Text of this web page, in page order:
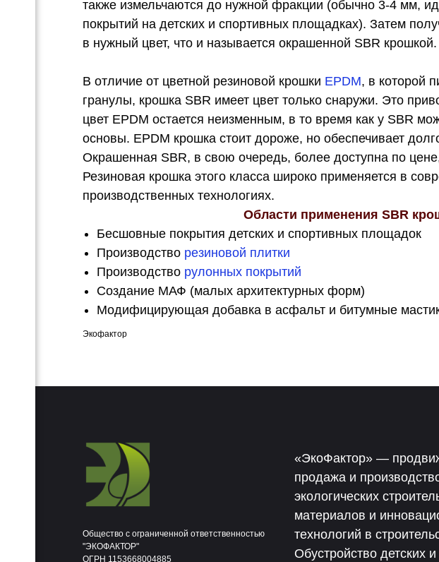
также измельчаются до нужной фракции (обычно 3-4 мм,
покрытий на детских и спортивных площадках). Затем
в нужный цвет, что и называется окрашенной SBR крошкой.
В отличие от цветной резиновой крошки EPDM, в которой
гранулы, крошка SBR имеет цвет только снаружи. Это
цвет EPDM остается неизменным, в то время как у SBR
основы. EPDM крошка стоит дороже, но обеспечивает
Окрашенная SBR, в свою очередь, более доступна по
Резиновая крошка этого класса широко применяется в
производственных технологиях.
Области применения SBR
Бесшовные покрытия детских и спортивных площадок
Производство резиновой плитки
Производство рулонных покрытий
Создание МАФ (малых архитектурных форм)
Модифицирующая добавка в асфальт и битумные
Экофактор
Общество с ограниченной ответственностью
"ЭКОФАКТОР"
ОГРН 1153668004885
«ЭкоФактор» —
продажа и
экологических
материалов и
технологий в
Обустройство детских и